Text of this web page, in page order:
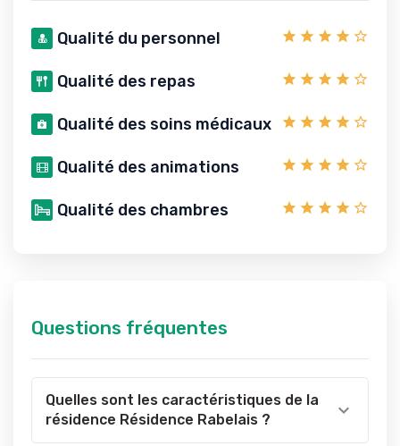
Qualité du personnel
Qualité des repas
Qualité des soins médicaux
Qualité des animations
Qualité des chambres
Questions fréquentes
Quelles sont les caractéristiques de la
résidence Résidence Rabelais ?